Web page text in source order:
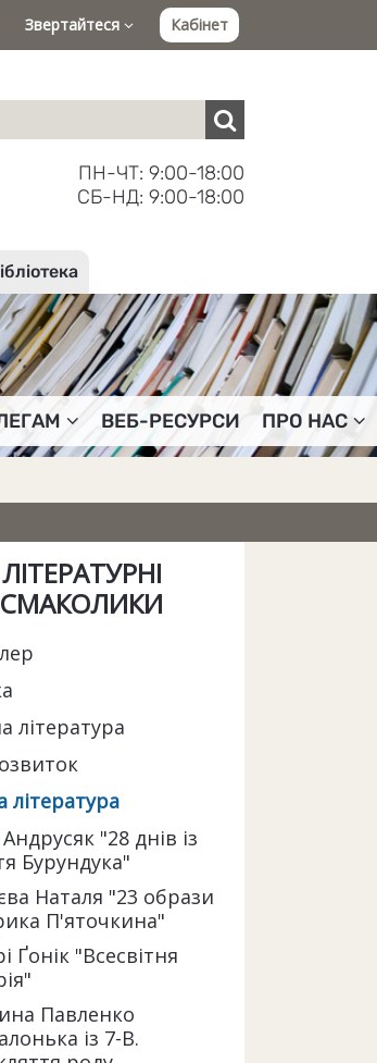
Звертайтеся Кабінет
ПН-ЧТ: 9:00-18:00
СБ-НД: 9:00-18:00
ВЕБ-РЕСУРСИ ПРО НАС
ЛІТЕРАТУРНІ
СМАКОЛИКИ
література
література
Андрусяк "28 днів із
Бурундука"
Наталя "23 образи
П'яточкина"
Ґонік "Всесвітня
Павленко
із 7-В.